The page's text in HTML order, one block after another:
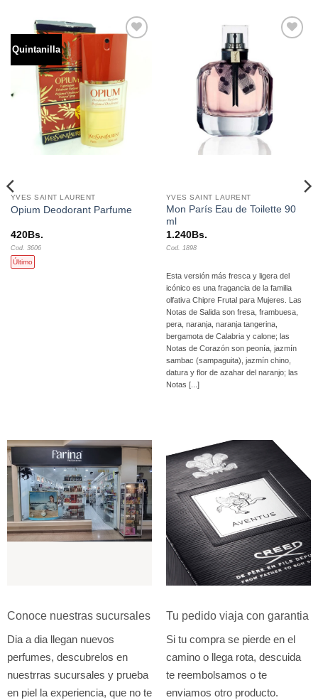
Quintanilla
Añadir
a la
lista de
deseos
YVES SAINT LAURENT
Opium Deodorant Parfume
420Bs.
Cod. 3606
Último
deseos
YVES SAINT LAURENT
Mon París Eau de Toilette 90
ml
1.240Bs.
Cod. 1898
Esta versión más fresca y ligera del
icónico es una fragancia de la familia
olfativa Chipre Frutal para Mujeres. Las
Notas de Salida son fresa, frambuesa,
pera, naranja, naranja tangerina,
bergamota de Calabria y calone; las
Notas de Corazón son peonía, jazmín
sambac (sampaguita), jazmín chino,
datura y flor de azahar del naranjo; las
Notas [...]
Conoce nuestras sucursales
Dia a dia llegan nuevos
perfumes, descubrelos en
nuestrras sucursales y prueba
en piel la experiencia, que no te
Tu pedido viaja con garantia
Si tu compra se pierde en el
camino o llega rota, descuida
te reembolsamos o te
enviamos otro producto.